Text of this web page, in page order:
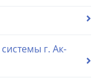
г. Ак-